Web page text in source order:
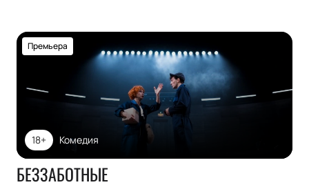
Премьера
Комедия
18+
БЕЗЗАБОТНЫЕ